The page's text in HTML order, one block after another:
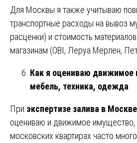
Для Москвы я также учитываю
транспортные расходы на вывоз
расценки) и стоимость
магазинам (OBI, Леруа Мерлен,
Как я оцениваю движимое
мебель, техника, одежда
При экспертизе залива в Москве
оцениваю и движимое имущество,
московских квартирах часто